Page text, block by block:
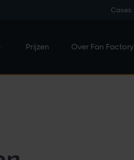
Cases
Prijzen Over Fan Factory